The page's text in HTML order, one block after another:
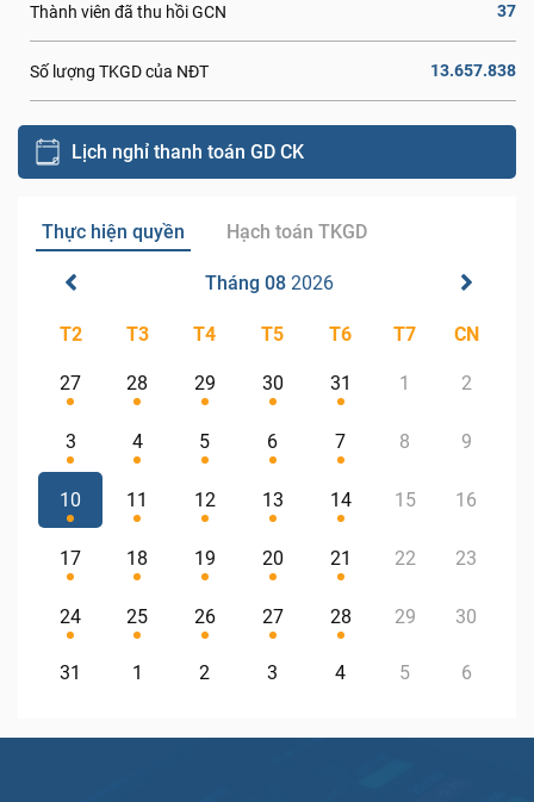
Thành viên đã thu hồi GCN 37
Số lượng TKGD của NĐT 13.657.838
Lịch nghỉ thanh toán GD CK
Thực hiện quyền Hạch toán TKGD
Tháng 08 2026
T2 T3 T4 T5 T6 T7 CN
27 28 29 30 31 1 2
3 4 5 6 7 8 9
10 11 12 13 14 15 16
17 18 19 20 21 22 23
24 25 26 27 28 29 30
31 1 2 3 4 5 6